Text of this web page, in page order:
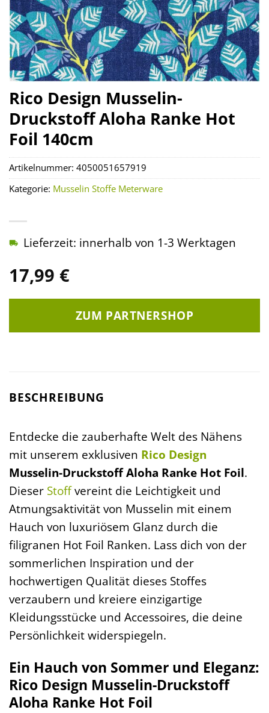
Rico Design Musselin-
Druckstoff Aloha Ranke Hot
Foil 140cm
17,99 €
Lieferzeit: innerhalb von 1-3 Werktagen
ZUM PARTNERSHOP
Artikelnummer: 4050051657919
Kategorie: Musselin Stoffe Meterware
BESCHREIBUNG
Entdecke die zauberhafte Welt des Nähens
mit unserem exklusiven Rico Design
Musselin-Druckstoff Aloha Ranke Hot Foil.
Dieser Stoffvereint die Leichtigkeit und
Atmungsaktivität von Musselin mit einem
Hauch von luxuriösem Glanz durch die
filigranen Hot Foil Ranken. Lass dich von der
sommerlichen Inspiration und der
hochwertigen Qualität dieses Stoffes
verzaubern und kreiere einzigartige
Kleidungsstücke und Accessoires, die deine
Persönlichkeit widerspiegeln.
Ein Hauch von Sommer und Eleganz:
Rico Design Musselin-Druckstoff
Aloha Ranke Hot Foil